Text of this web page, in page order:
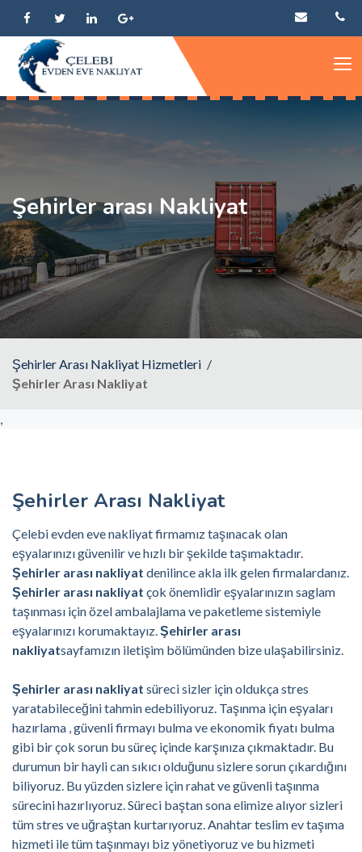
Şehirler arası Nakliyat
Şehirler Arası Nakliyat Hizmetleri
Şehirler Arası Nakliyat
,
Şehirler Arası Nakliyat
Çelebi evden eve nakliyat firmamız taşınacak olan
eşyalarınızı güvenilir ve hızlı bir şekilde taşımaktadır.
Şehirler arası nakliyat denilince akla ilk gelen firmalardanız.
Şehirler arası nakliyat çok önemlidir eşyalarınızın saglam
taşınması için özel ambalajlama ve paketleme sistemiyle
eşyalarınızı korumaktayız.Şehirler arası
nakliyatsayfamızın iletişim bölümünden bize ulaşabilirsiniz.
Şehirler arası nakliyat süreci sizler için oldukça stres
yaratabileceğini tahmin edebiliyoruz. Taşınma için eşyaları
hazırlama , güvenli firmayı bulma ve ekonomik fiyatı bulma
gibi bir çok sorun bu süreç içinde karşınıza çıkmaktadır. Bu
durumun bir hayli can sıkıcı olduğunu sizlere sorun çıkardığını
biliyoruz. Bu yüzden sizlere için rahat ve güvenli taşınma
sürecini hazırlıyoruz. Süreci baştan sona elimize alıyor sizleri
tüm stres ve uğraştan kurtarıyoruz. Anahtar teslim ev taşıma
hizmeti ile tüm taşınmayı biz yönetiyoruz ve bu hizmeti